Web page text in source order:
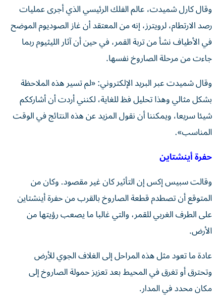
وقال كارل شميدت، عالم الفلك الرئيسي الذي أجرى عمليات
رصد الارتطام، لرويترز، إنه من المعتقد أن غاز الصوديوم الموضح
في الأطياف نشأ من تربة القمر، في حين أن آثار الليثيوم ربما
جاءت من مرحلة الصاروخ نفسها.
وقال شميدت عبر البريد الإلكتروني: «لم تسير هذه الملاحظة
بشكل مثالي وهذا تحليل فظ للغاية، لكنني أردت أن أشارككم
شيئا سريعا، ويمكننا أن نقول المزيد عن هذه النتائج في الوقت
المناسب».
حفرة أينشتاين
وقالت سبيس إكس إن التأثير كان غير مقصود. وكان من
المتوقع أن تصطدم قطعة الصاروخ بالقرب من حفرة أينشتاين
على الطرف الغربي للقمر، والتي غالبا ما يصعب رؤيتها من
الأرض.
عادة ما تعود مثل هذه المراحل إلى الغلاف الجوي للأرض
وتحترق أو تغرق في المحيط بعد تعزيز حمولة الصاروخ إلى
مكان محدد في المدار.